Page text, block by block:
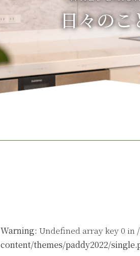
日々のこ
Warning: Undefined array key 0 in
content/themes/paddy2022/